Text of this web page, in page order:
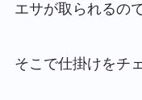
エサが取られるの
そこで仕掛けをチ